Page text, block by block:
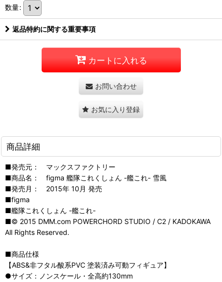
数量:
返品特約に関する重要事項
カートに入れる
お問い合わせ
お気に入り登録
商品詳細
■発売元： マックスファクトリー
■商品名： figma 艦隊これくしょん -艦これ- 雪風
■発売月： 2015年 10月 発売
■figma
■艦隊これくしょん -艦これ-
■© 2015 DMM.com POWERCHORD STUDIO / C2 / KADOKAWA
All Rights Reserved.
■商品仕様
【ABS&非フタル酸系PVC 塗装済み可動フィギュア】
●サイズ：ノンスケール・全高約130mm